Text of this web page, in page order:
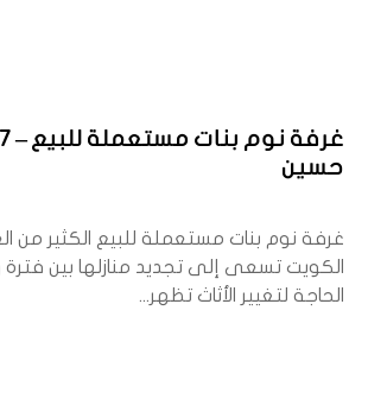
حسين
غرفة نوم بنات مستعملة للبيع الكثير من
الكويت تسعى إلى تجديد منازلها بين
الحاجة لتغيير الأثاث تظهر...